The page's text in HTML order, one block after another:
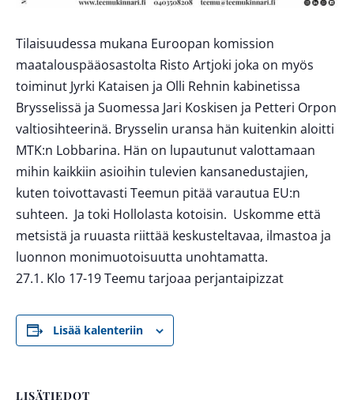
Tilaisuudessa mukana Euroopan komission
maatalouspääosastolta Risto Artjoki joka on myös
toiminut Jyrki Kataisen ja Olli Rehnin kabinetissa
Brysselissä ja Suomessa Jari Koskisen ja Petteri Orpon
valtiosihteerinä. Brysselin uransa hän kuitenkin aloitti
MTK:n Lobbarina. Hän on lupautunut valottamaan
mihin kaikkiin asioihin tulevien kansanedustajien,
kuten toivottavasti Teemun pitää varautua EU:n
suhteen. Ja toki Hollolasta kotoisin. Uskomme että
metsistä ja ruuasta riittää keskusteltavaa, ilmastoa ja
luonnon monimuotoisuutta unohtamatta.
27.1. Klo 17-19 Teemu tarjoaa perjantaipizzat
Lisää kalenteriin
LISÄTIEDOT